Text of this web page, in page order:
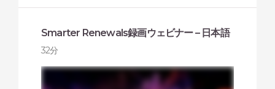
Smarter Renewals録画ウェビナー – 日本語
32分